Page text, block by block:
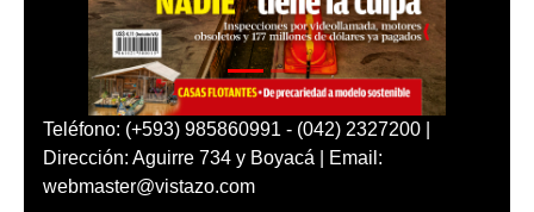
Teléfono: (+593) 985860991 - (042) 2327200 |
Dirección: Aguirre 734 y Boyacá | Email:
webmaster@vistazo.com